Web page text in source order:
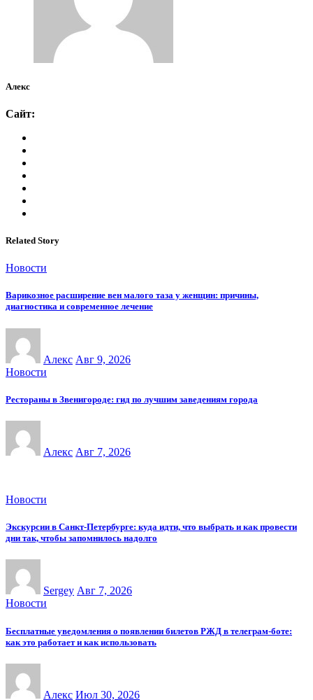
Алекс
Сайт:
Related Story
Новости
Варикозное расширение вен малого таза у женщин: причины,
диагностика и современное лечение
Алекс Авг 9, 2026
Новости
Рестораны в Звенигороде: гид по лучшим заведениям города
Алекс Авг 7, 2026
Новости
Экскурсии в Санкт-Петербурге: куда идти, что выбрать и как провести
дни так, чтобы запомнилось надолго
Sergey Авг 7, 2026
Новости
Бесплатные уведомления о появлении билетов РЖД в телеграм-боте:
как это работает и как использовать
Алекс Июл 30, 2026